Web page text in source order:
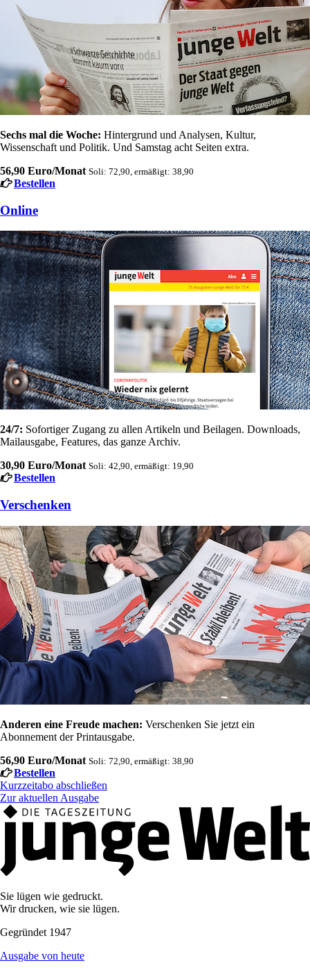
Sechs mal die Woche: Hintergrund und Analysen, Kultur,
Wissenschaft und Politik. Und Samstag acht Seiten extra.
56,90 Euro/Monat Soli: 72,90, ermäßigt: 38,90
Bestellen
Online
24/7: Sofortiger Zugang zu allen Artikeln und Beilagen. Downloads,
Mailausgabe, Features, das ganze Archiv.
30,90 Euro/Monat Soli: 42,90, ermäßigt: 19,90
Bestellen
Verschenken
Anderen eine Freude machen: Verschenken Sie jetzt ein
Abonnement der Printausgabe.
56,90 Euro/Monat Soli: 72,90, ermäßigt: 38,90
Bestellen
Kurzzeitabo abschließen
Zur aktuellen Ausgabe
Sie lügen wie gedruckt.
Wir drucken, wie sie lügen.
Gegründet 1947
Ausgabe von heute